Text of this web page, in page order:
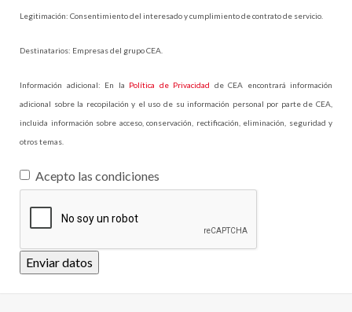
Legitimación: Consentimiento del interesado y cumplimiento de contrato de servicio.
Destinatarios: Empresas del grupo CEA.
Información adicional: En la Política de Privacidad de CEA encontrará información
adicional sobre la recopilación y el uso de su información personal por parte de CEA,
incluida información sobre acceso, conservación, rectificación, eliminación, seguridad y
otros temas.
Acepto las condiciones
Enviar datos